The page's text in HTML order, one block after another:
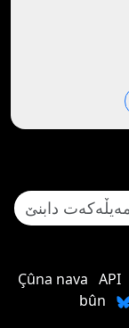
Çûna nava API
bûn